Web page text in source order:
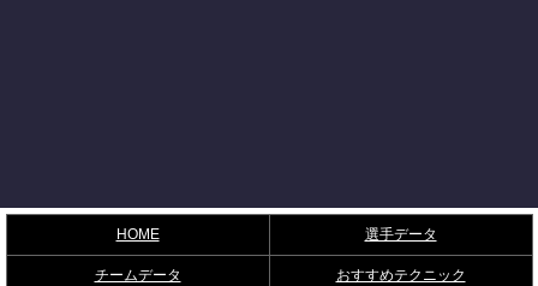
HOME 選手データ
チームデータ おすすめテクニック